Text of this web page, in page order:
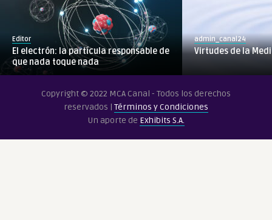
electrón:
la
partícula
responsable
nada
toque
nada
Editor
El electrón: la partícula responsable de
que nada toque nada
admin_canal24
Virtudes de la
Copyright © 2022 MCA Canal - Todos los derechos
reservados | Términos y Condiciones
Un aporte de Exhibits S.A.